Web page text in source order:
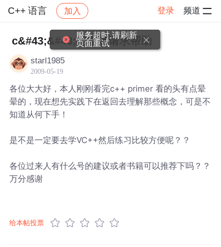
C++ 语言 加入 登录 频道
社区 C++ 语言 帖子详情
c&#43;&#43;初学者请求帮助
starl1985
2009-05-19
各位大大好，本人刚刚看完c++ primer 看的头有点晕
晕的，现在想先实践下在返回去理解那些概念，可是不
知道从何下手！
是不是一定要去学VC++然后练习比较方便呢？？
各位过来人有什么号的建议或者书籍可以推荐下吗？？
万分感谢
给本帖投票
服务超时,请刷新
页面重试